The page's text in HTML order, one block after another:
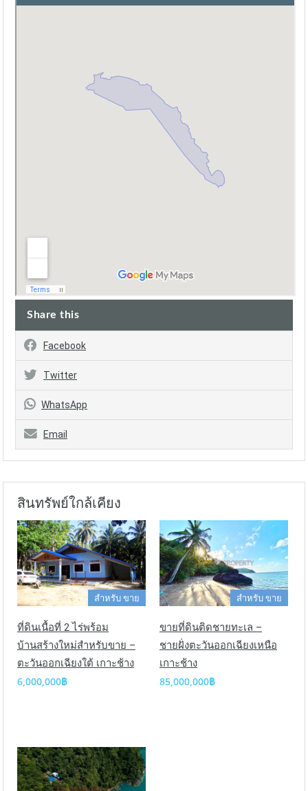
Share this
Facebook
Twitter
WhatsApp
Email
สินทรัพย์ใกล้เคียง
สำหรับ ขาย
ที่ดินเนื้อที่ 2 ไร่พร้อม
บ้านสร้างใหม่สำหรับขาย –
ตะวันออกเฉียงใต้ เกาะช้าง
6,000,000฿
สำหรับ ขาย
ขายที่ดินติดชายทะเล –
ชายฝั่งตะวันออกเฉียงเหนือ
เกาะช้าง
85,000,000฿